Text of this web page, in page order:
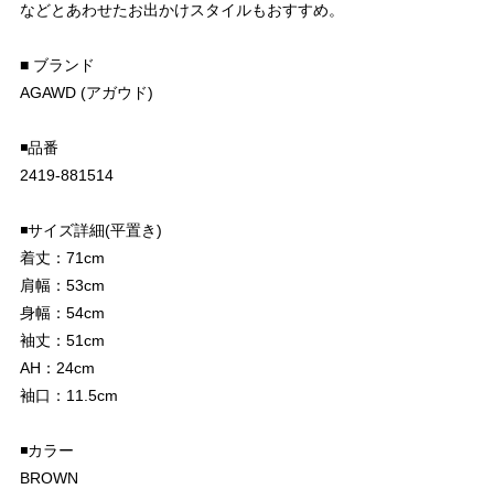
などとあわせたお出かけスタイルもおすすめ。
■ ブランド
AGAWD (アガウド)
◾️品番
2419-881514
◾️サイズ詳細(平置き)
着丈：71cm
肩幅：53cm
身幅：54cm
袖丈：51cm
AH：24cm
袖口：11.5cm
◾️カラー
BROWN